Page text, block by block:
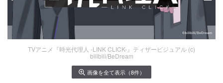
TVアニメ『時光代理人 -LINK CLICK-』ティザービジュアル (c)
bilibili/BeDream
画像を全て表示（8件）